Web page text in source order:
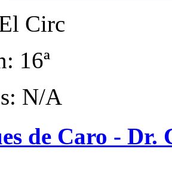
Circ
16ª
N/A
de Caro -